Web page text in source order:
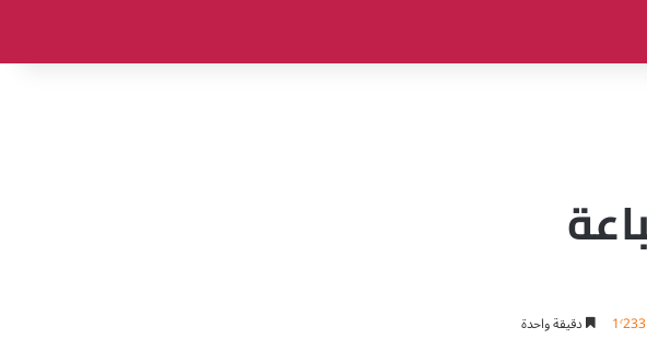
1٬233 دقيقة واحدة